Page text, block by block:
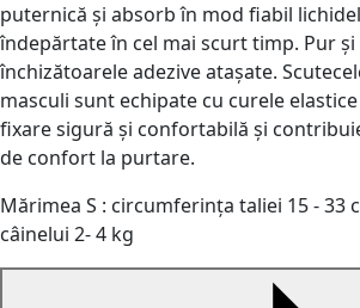
puternică și absorb în mod fiabil
îndepărtate în cel mai scurt timp. Pur
închizătoarele adezive atașate.
masculi sunt echipate cu curele
fixare sigură și confortabilă și
de confort la purtare.
Mărimea S : circumferința taliei 15 - 33
câinelui 2- 4 kg